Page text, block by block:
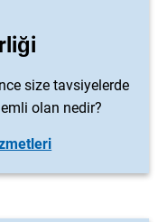
size tavsiyelerde
olan nedir?